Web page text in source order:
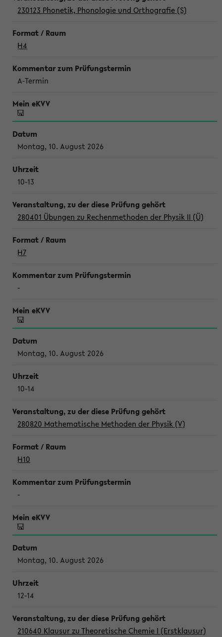
230123 Phonetik, Phonologie und Orthografie (S)
H4
A-Termin
Montag, 10. August 2026
10-13
280401 Übungen zu Rechenmethoden der Physik II (Ü)
H7
-
Montag, 10. August 2026
10-14
280820 Mathematische Methoden der Physik (V)
H10
-
Montag, 10. August 2026
12-14
210640 Klausur zu Theoretische Chemie I (Erstklausur)